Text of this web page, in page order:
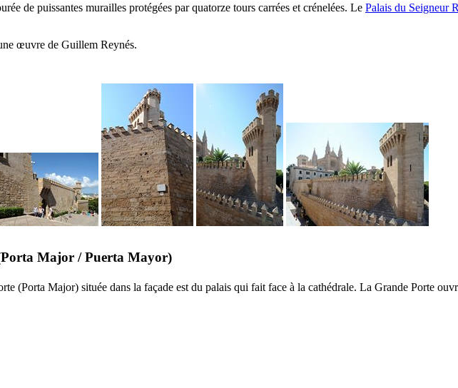
de puissantes murailles protégées par quatorze tours carrées et crénelées. Le Palais du Seigneur
œuvre de Guillem Reynés.
Porta Major /Puerta Mayor)
(Porta Major) située dans la façade est du palais qui fait face à la cathédrale. La Grande Porte